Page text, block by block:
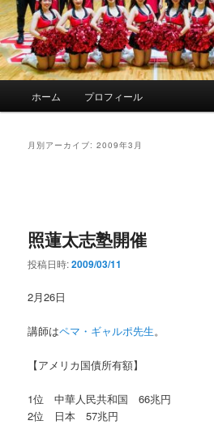
ホーム プロフィール
月別アーカイブ:2009年3月
ビ
ゲ
ー
ョ
照蓮太志塾開催
投稿日時:2009/03/11
2月26日
講師はペマ・ギャルポ先生。
【アメリカ国債所有額】
1位 中華人民共和国 66兆円
2位 日本 57兆円